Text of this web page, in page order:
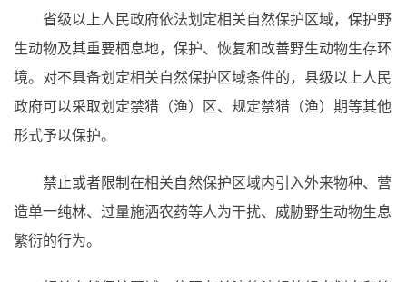
省级以上人民政府依法划定相关自然保护区域，保护野
生动物及其重要栖息地，保护、恢复和改善野生动物生存环
境。对不具备划定相关自然保护区域条件的，县级以上人民
政府可以采取划定禁猎（渔）区、规定禁猎（渔）期等其他
形式予以保护。
禁止或者限制在相关自然保护区域内引入外来物种、营
造单一纯林、过量施洒农药等人为干扰、威胁野生动物生息
繁衍的行为。